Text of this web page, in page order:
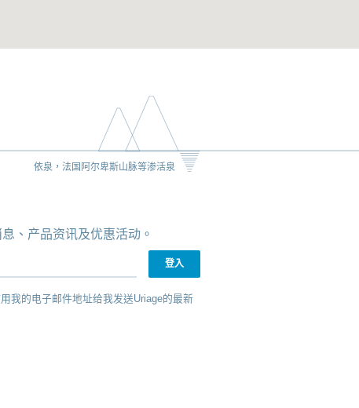
依泉，法国阿尔卑斯山脉等渗活泉
、产品资讯及优惠活动。
我的电子邮件地址给我发送Uriage的最新